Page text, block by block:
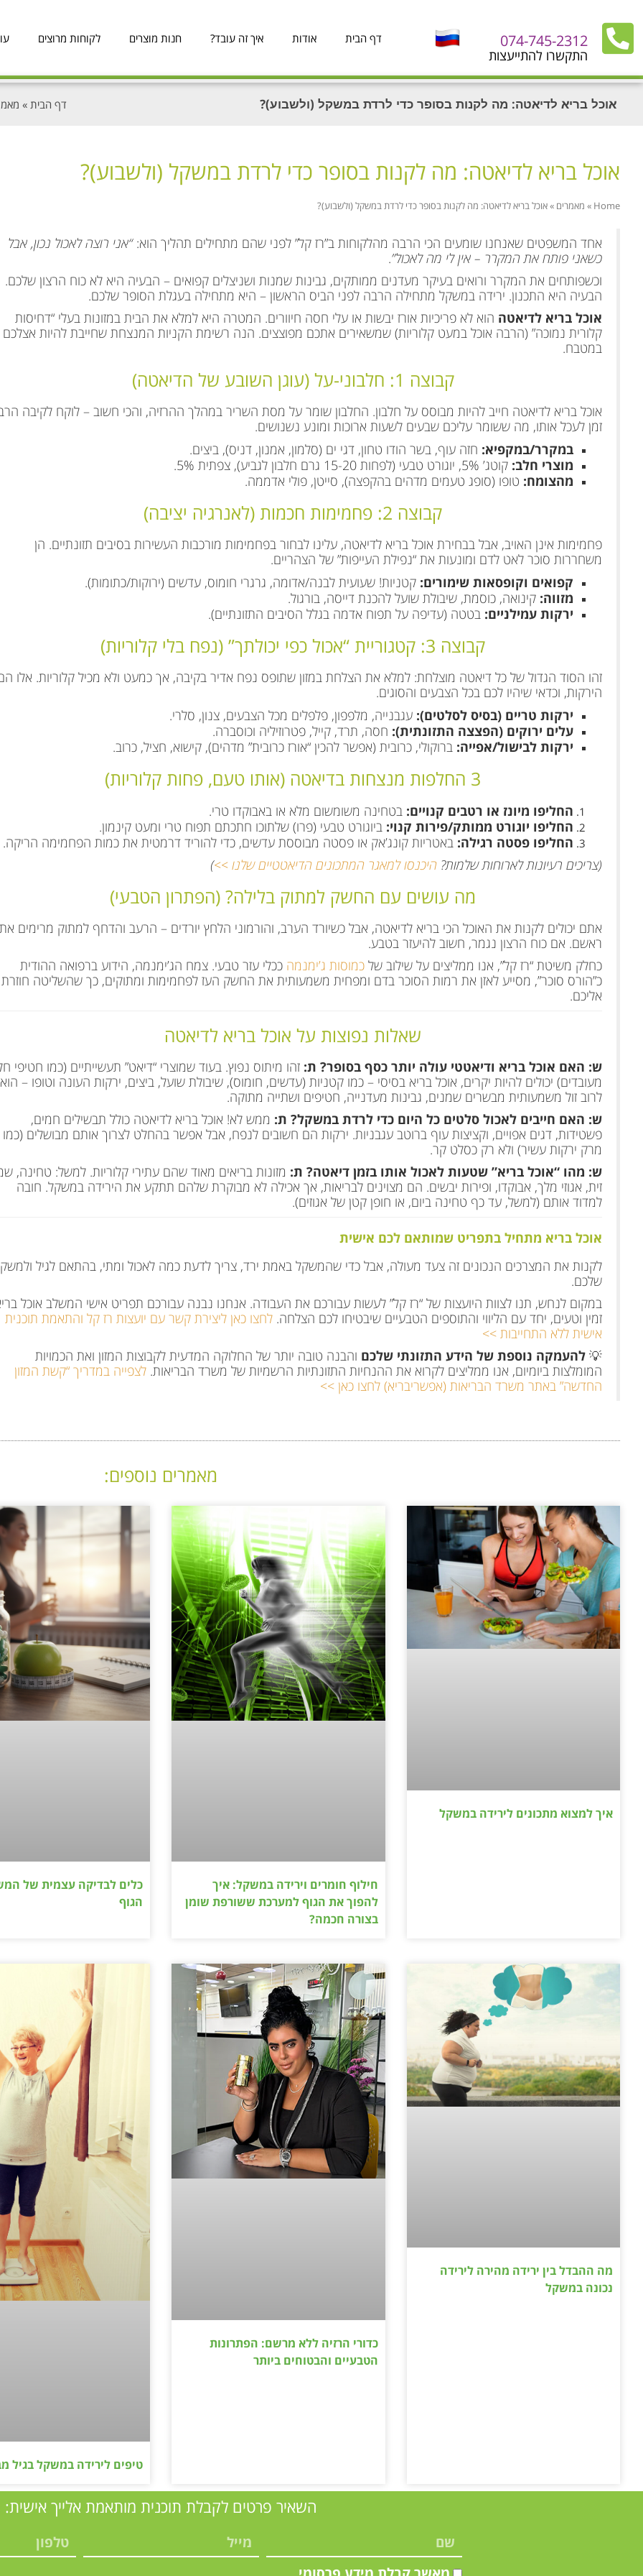
074-745-2312
התקשרו להתייעצות
דף הבית אודות איך זה עובד? חנות מוצרים לקוחות מרוצים
אוכל בריא לדיאטה: מה לקנות בסופר כדי לרדת במשקל (ולשבוע)? דף הבית »
אוכל בריא לדיאטה: מה לקנות בסופר כדי לרדת במשקל (ולשבוע)?
Home
» מאמרים »אוכל בריא לדיאטה: מה לקנות בסופר כדי לרדת במשקל (ולשבוע)?
אחד המשפטים שאנחנו שומעים הכי הרבה מהלקוחות ב”רז קל” לפני שהם מתחילים תהליך הוא:“אני רוצה לאכול נכון, אבל
כשאני פותח את המקרר – אין לי מה לאכול”.
וכשפותחים את המקרר ורואים בעיקר מעדנים ממותקים, גבינות שמנות ושניצלים קפואים – הבעיה היא לא כוח הרצון שלכם.
הבעיה היא התכנון. ירידה במשקל מתחילה הרבה לפני הביס הראשון – היא מתחילה בעגלת הסופר שלכם.
אוכל בריא לדיאטה הוא לא פריכיות אורז יבשות או עלי חסה חיוורים. המטרה היא למלא את הבית במזונות בעלי “דחיסות
קלורית נמוכה” (הרבה אוכל במעט קלוריות) שמשאירים אתכם מפוצצים. הנה רשימת הקניות המנצחת שחייבת להיות אצלכם
במטבח.
קבוצה 1: חלבוני-על (עוגן השובע של הדיאטה)
אוכל בריא לדיאטה חייב להיות מבוסס על חלבון. החלבון שומר על מסת השריר במהלך ההרזיה, והכי חשוב – לוקח לקיבה
זמן לעכל אותו, מה ששומר עליכם שבעים לשעות ארוכות ומונע נשנושים.
במקרר/במקפיא: חזה עוף, בשר הודו טחון, דגי ים (סלמון, אמנון, דניס), ביצים.
מוצרי חלב: קוטג’ 5%, יוגורט טבעי (לפחות 15-20 גרם חלבון לגביע), צפתית 5%.
מהצומח: טופו (סופג טעמים מדהים בהקפצה), סייטן, פולי אדממה.
קבוצה 2: פחמימות חכמות (לאנרגיה יציבה)
פחמימות אינן האויב, אבל בבחירת אוכל בריא לדיאטה, עלינו לבחור בפחמימות מורכבות העשירות בסיבים תזונתיים. הן
משחררות סוכר לאט לדם ומונעות את “נפילת העייפות” של הצהריים.
קפואים וקופסאות שימורים: קטניות! שעועית לבנה/אדומה, גרגרי חומוס, עדשים (ירוקות/כתומות).
מזווה: קינואה, כוסמת, שיבולת שועל להכנת דייסה, בורגול.
ירקות עמילניים: בטטה (עדיפה על תפוח אדמה בגלל הסיבים התזונתיים).
קבוצה 3: קטגוריית “אכול כפי יכולתך” (נפח בלי קלוריות)
זהו הסוד הגדול של כל דיאטה מוצלחת: למלא את הצלחת במזון שתופס נפח אדיר בקיבה, אך כמעט ולא מכיל קלוריות. אלו
הירקות, וכדאי שיהיו לכם בכל הצבעים והסוגים.
ירקות טריים (בסיס לסלטים): עגבנייה, מלפפון, פלפלים מכל הצבעים, צנון, סלרי.
עלים ירוקים (הפצצה התזונתית): חסה, תרד, קייל, פטרוזיליה וכוסברה.
ירקות לבישול/אפייה: ברוקולי, כרובית (אפשר להכין “אורז כרובית” מדהים), קישוא, חציל, כרוב.
3 החלפות מנצחות בדיאטה (אותו טעם, פחות קלוריות)
החליפו מיונז או רטבים קנויים: בטחינה משומשום מלא או באבוקדו טרי.
החליפו יוגורט ממותק/פירות קנוי: ביוגורט טבעי (פרו) שלתוכו חתכתם תפוח טרי ומעט קינמון.
החליפו פסטה רגילה: באטריות קונג’אק או פסטה מבוססת עדשים, כדי להוריד דרמטית את כמות הפחמימה הריקה.
(צריכים רעיונות לארוחות שלמות? היכנסו למאגר המתכונים הדיאטטיים שלנו >>)
מה עושים עם החשק למתוק בלילה? (הפתרון הטבעי)
אתם יכולים לקנות את האוכל הכי בריא לדיאטה, אבל כשיורד הערב, והורמוני הלחץ יורדים – הרעב והדחף למתוק מרימים את
ראשם. אם כוח הרצון נגמר, חשוב להיעזר בטבע.
כחלק משיטת “רז קל”, אנו ממליצים על שילוב של כמוסות ג’ימנמה ככלי עזר טבעי. צמח הג’ימנמה, הידוע ברפואה ההודית
כ”הורס סוכר”, מסייע לאזן את רמות הסוכר בדם ומפחית משמעותית את החשק העז לפחמימות ומתוקים, כך שהשליטה חוזרת
אליכם.
שאלות נפוצות על אוכל בריא לדיאטה
ש: האם אוכל בריא ודיאטטי עולה יותר כסף בסופר? ת: זהו מיתוס נפוץ. בעוד שמוצרי “דיאט” תעשייתיים (כמו חטיפי
מעובדים) יכולים להיות יקרים, אוכל בריא בסיסי – כמו קטניות (עדשים, חומוס), שיבולת שועל, ביצים, ירקות העונה וטופו – הוא
לרוב זול משמעותית מבשרים שמנים, גבינות מעדנייה, חטיפים ושתייה מתוקה.
ש: האם חייבים לאכול סלטים כל היום כדי לרדת במשקל? ת: ממש לא! אוכל בריא לדיאטה כולל תבשילים חמים,
פשטידות, דגים אפויים, וקציצות עוף ברוטב עגבניות. ירקות הם חשובים לנפח, אבל אפשר בהחלט לצרוך אותם מבושלים (כמו
מרק ירקות עשיר) ולא רק כסלט קר.
ש: מהו “אוכל בריא” שטעות לאכול אותו בזמן דיאטה? ת: מזונות בריאים מאוד שהם עתירי קלוריות. למשל: טחינה,
זית, אגוזי מלך, אבוקדו, ופירות יבשים. הם מצוינים לבריאות, אך אכילה לא מבוקרת שלהם תתקע את הירידה במשקל. חובה
למדוד אותם (למשל, עד כף טחינה ביום, או חופן קטן של אגוזים).
אוכל בריא מתחיל בתפריט שמותאם לכם אישית
לקנות את המצרכים הנכונים זה צעד מעולה, אבל כדי שהמשקל באמת ירד, צריך לדעת כמה לאכול ומתי, בהתאם לגיל
שלכם.
במקום לנחש, תנו לצוות היועצות של “רז קל” לעשות עבורכם את העבודה. אנחנו נבנה עבורכם תפריט אישי המשלב אוכל
זמין וטעים, יחד עם הליווי והתוספים הטבעיים שיבטיחו לכם הצלחה. לחצו כאן ליצירת קשר עם יועצות רז קל והתאמת תוכנית
אישית ללא התחייבות >>
💡 להעמקה נוספת של הידע התזונתי שלכם והבנה טובה יותר של החלוקה המדעית לקבוצות המזון ואת הכמויות
המומלצות ביומיום, אנו ממליצים לקרוא את ההנחיות התזונתיות הרשמיות של משרד הבריאות. לצפייה במדריך “קשת המזון
החדשה” באתר משרד הבריאות (אפשריבריא) לחצו כאן >>
מאמרים נוספים:
איך למצוא מתכונים לירידה במשקל
חילוף חומרים וירידה במשקל: איך
להפוך את הגוף למערכת ששורפת שומן
בצורה חכמה?
כלים לבדיקה עצמית של
הגוף
מה ההבדל בין ירידה מהירה לירידה
נכונה במשקל
כדורי הרזיה ללא מרשם: הפתרונות
הטבעיים והבטוחים ביותר
טיפים לירידה במשקל בגיל
השאיר פרטים לקבלת תוכנית מותאמת אלייך אישית: